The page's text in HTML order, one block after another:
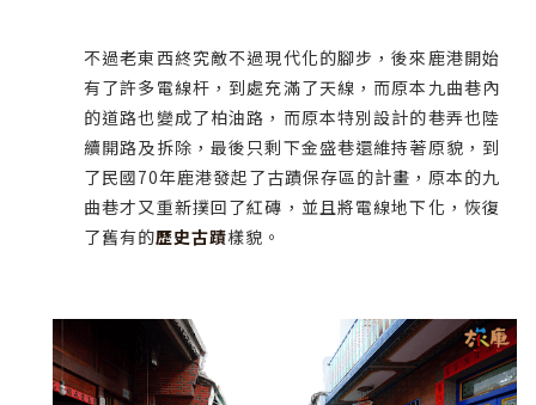
不過老東西終究敵不過現代化的腳步，後來鹿港開始
有了許多電線杆，到處充滿了天線，而原本九曲巷內
的道路也變成了柏油路，而原本特別設計的巷弄也陸
續開路及拆除，最後只剩下金盛巷還維持著原貌，到
了民國70年鹿港發起了古蹟保存區的計畫，原本的九
曲巷才又重新撲回了紅磚，並且將電線地下化，恢復
了舊有的歷史古蹟樣貌。